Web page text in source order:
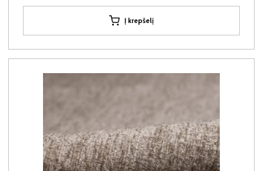
Į krepšelį